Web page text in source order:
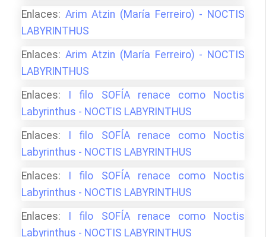
Enlaces: Arim Atzin (María Ferreiro) - NOCTIS
LABYRINTHUS
Enlaces: Arim Atzin (María Ferreiro) - NOCTIS
LABYRINTHUS
Enlaces:
I filo SOFÍA renace como Noctis
Labyrinthus - NOCTIS LABYRINTHUS
Enlaces:
I filo SOFÍA renace como Noctis
Labyrinthus - NOCTIS LABYRINTHUS
Enlaces:
I filo SOFÍA renace como Noctis
Labyrinthus - NOCTIS LABYRINTHUS
Enlaces:
I filo SOFÍA renace como Noctis
Labyrinthus - NOCTIS LABYRINTHUS